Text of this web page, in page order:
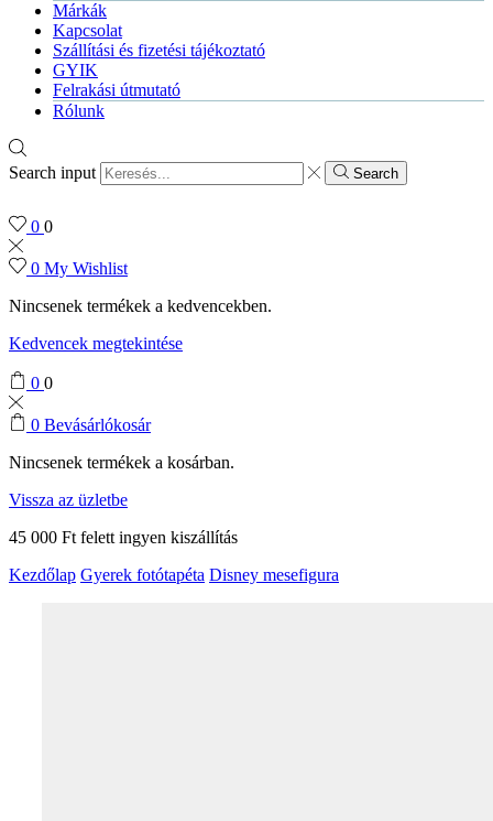
Márkák
Kapcsolat
Szállítási és fizetési tájékoztató
GYIK
Felrakási útmutató
Rólunk
Search input Search
0 0
0 My Wishlist
Nincsenek termékek a kedvencekben.
Kedvencek megtekintése
0 0
0 Bevásárlókosár
Nincsenek termékek a kosárban.
Vissza az üzletbe
45 000 Ft felett ingyen kiszállítás
Kezdőlap Gyerek fotótapéta Disney mesefigura